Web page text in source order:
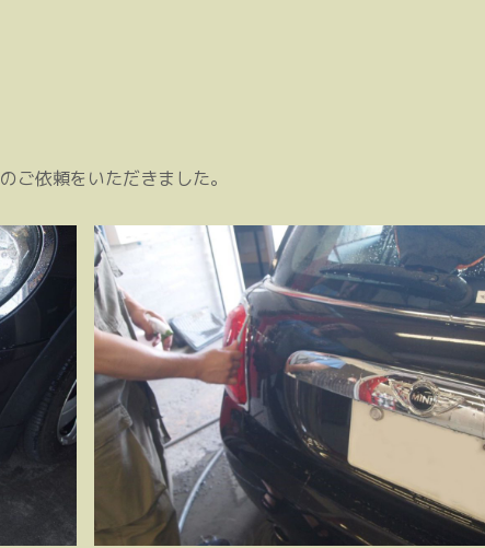
ご依頼をいただきました。